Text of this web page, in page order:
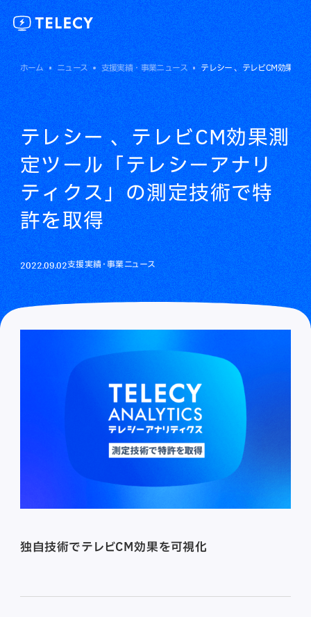
ホーム ニュース 支援実績・事業ニュース テレシー 、テレビCM効果測
テレシー 、テレビCM効果測
定ツール「テレシーアナリ
ティクス」の測定技術で特
許を取得
2022.09.02支援実績・事業ニュース
独自技術でテレビCM効果を可視化